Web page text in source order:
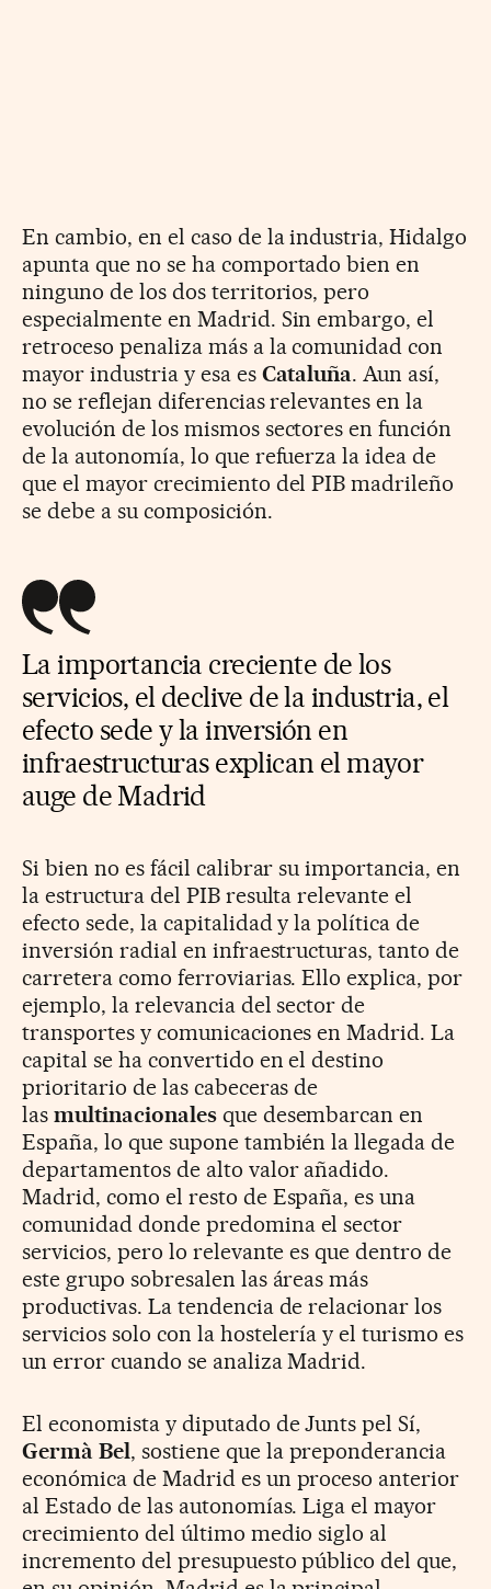
En cambio, en el caso de la industria, Hidalgo
apunta que no se ha comportado bien en
ninguno de los dos territorios, pero
especialmente en Madrid. Sin embargo, el
retroceso penaliza más a la comunidad con
mayor industria y esa es Cataluña. Aun así,
no se reflejan diferencias relevantes en la
evolución de los mismos sectores en función
de la autonomía, lo que refuerza la idea de
que el mayor crecimiento del PIB madrileño
se debe a su composición.
La importancia creciente de los
servicios, el declive de la industria, el
efecto sede y la inversión en
infraestructuras explican el mayor
auge de Madrid
Si bien no es fácil calibrar su importancia, en
la estructura del PIB resulta relevante el
efecto sede, la capitalidad y la política de
inversión radial en infraestructuras, tanto de
carretera como ferroviarias. Ello explica, por
ejemplo, la relevancia del sector de
transportes y comunicaciones en Madrid. La
capital se ha convertido en el destino
prioritario de las cabeceras de
las multinacionalesque desembarcan en
España, lo que supone también la llegada de
departamentos de alto valor añadido.
Madrid, como el resto de España, es una
comunidad donde predomina el sector
servicios, pero lo relevante es que dentro de
este grupo sobresalen las áreas más
productivas. La tendencia de relacionar los
servicios solo con la hostelería y el turismo es
un error cuando se analiza Madrid.
El economista y diputado de Junts pel Sí,
Germà Bel, sostiene que la preponderancia
económica de Madrid es un proceso anterior
al Estado de las autonomías. Liga el mayor
crecimiento del último medio siglo al
incremento del presupuesto público del que,